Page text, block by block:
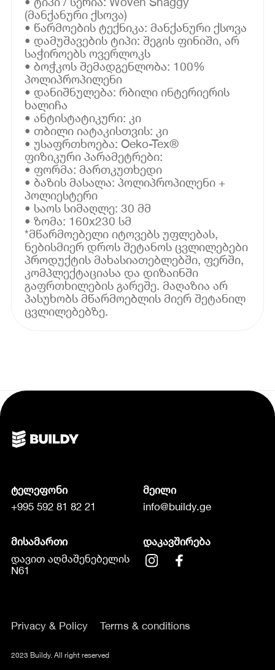
(მანქანური ქსოვა)
• წარმოების ტექნიკა: მანქანური ქსოვა
• დამუშავების ტიპი: შეგის ფინიში, არ
საჭიროებს ოვერლოკს
• ბოჭკოს შემადგენლობა: 100%
პოლიპროპილენი
• დანიშნულება: რბილი ინტერიერის
ხალიჩა
• ანტისტატიკური: კი
• თბილი იატაკისთვის: კი
• უსაფრთხოება: Oeko-Tex®
ფიზიკური პარამეტრები:
• ფორმა: მართკუთხედი
• ბაზის მასალა: პოლიპროპილენი +
პოლიესტერი
• საოს სიმაღლე: 30 მმ
• ზომა: 160x230 სმ
*მწარმოებელი იტოვებს უფლებას,
ნებისმიერ დროს შეტანოს ცვლილებები
პროდუქტის მახასიათებლებში, ფერში,
კომპლექტაციასა და დიზაინში
გაფრთხილების გარეშე. მაღაზია არ
პასუხობს მწარმოებლის მიერ შეტანილ
ცვლილებებზე.
ტელეფონი
+995 592 81 82 21
მეილი
info@buildy.ge
მისამართი
დავით აღმაშენებელის
N61
დაკავშირება
Privacy & Policy Terms & conditions
2023 Buildy. All right reserved